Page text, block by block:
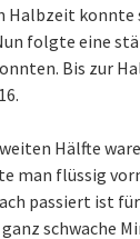
Halbzeit konnte
folgte eine
Bis zur
Hälfte
man flüssig
passiert ist
schwache